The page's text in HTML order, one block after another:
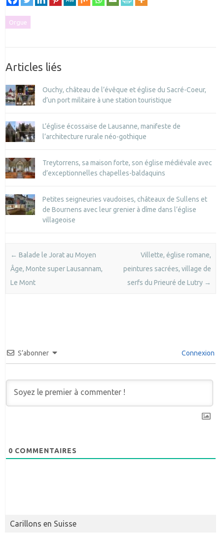
Orgue
Articles liés
Ouchy, château de l’évêque et église du Sacré-Coeur,
d’un port militaire à une station touristique
L’église écossaise de Lausanne, manifeste de
l’architecture rurale néo-gothique
Treytorrens, sa maison forte, son église médiévale avec
d’exceptionnelles chapelles-baldaquins
Petites seigneuries vaudoises, châteaux de Sullens et
de Bournens avec leur grenier à dîme dans l’église
villageoise
Post navigation
← Balade le Jorat au Moyen
Âge, Monte super Lausannam,
Le Mont
Villette, église romane,
peintures sacrées, village de
serfs du Prieuré de Lutry →
S’abonner Connexion
0 COMMENTAIRES
Carillons en Suisse